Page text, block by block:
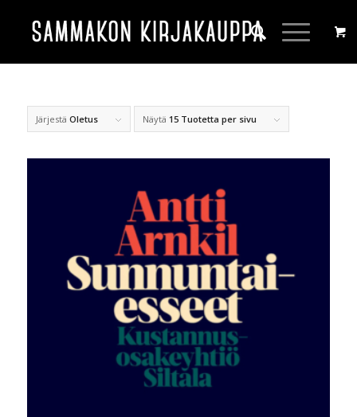
Järjestä Oletus Näytä 15 Tuotetta per sivu